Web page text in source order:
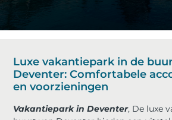
Luxe vakantiepark in de
Deventer: Comfortabele
en voorzieningen
Vakantiepark in Deventer, De luxe